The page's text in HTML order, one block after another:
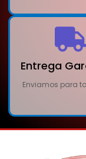
Entrega
Enviamos para